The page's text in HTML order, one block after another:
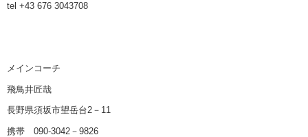
tel +43 676 3043708
メインコーチ
飛鳥井匠哉
長野県須坂市望岳台2－11
携帯 090-3042－9826